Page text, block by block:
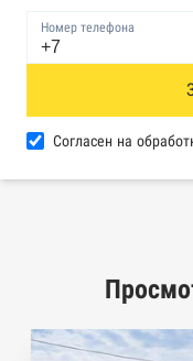
банкротстве
Реестр
Роспатента
Номер телефона
Согласен на